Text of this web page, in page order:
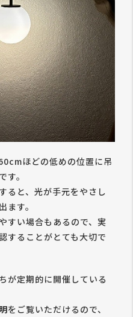
ほどの低めの位置に吊
す。
ると、光が手元をやさし
ます。
すい場合もあるので、実
することがとても大切で
が定期的に開催している
をご覧いただけるので、